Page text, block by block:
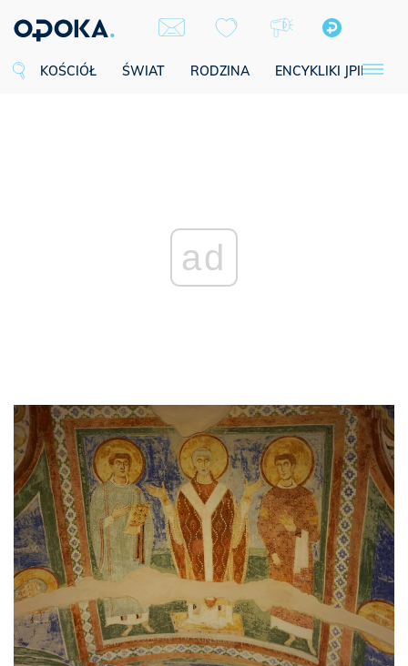
KOŚCIÓŁ ŚWIAT RODZINA ENCYKLIKI JPII
ad